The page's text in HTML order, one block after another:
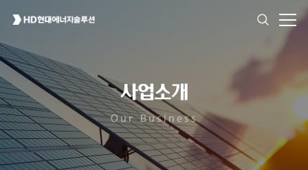
사업소개
Our Business